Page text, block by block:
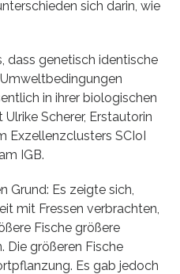
sich darin, wie
dass genetisch identische
in ihrer biologischen
Scherer, Erstautorin
Exzellenzclusters SCIoI
IGB.
Grund: Es zeigte sich,
mit Fressen verbrachten,
Fische größere
Die größeren Fische
Es gab jedoch